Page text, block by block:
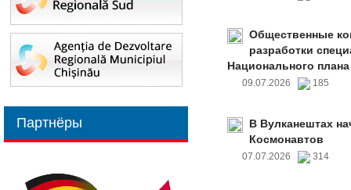
Партнёры
Общественные
разработки
Национального
09.07.2026 185
В Вулканештах
Космонавтов
07.07.2026 314